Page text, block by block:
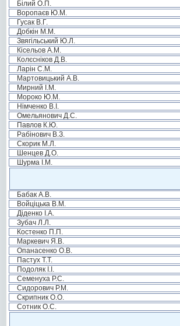
Білий О.П.
Воропаєв Ю.М.
Гусак В.Г.
Добкін М.М.
Звягільський Ю.Л.
Кісельов А.М.
Колєсніков Д.В.
Ларін С.М.
Мартовицький А.В.
Мирний І.М.
Мороко Ю.М.
Німченко В.І.
Омельянович Д.С.
Павлов К.Ю.
Рабінович В.З.
Скорик М.Л.
Шенцев Д.О.
Шурма І.М.
Бабак А.В.
Войціцька В.М.
Діденко І.А.
Зубач Л.Л.
Костенко П.П.
Маркевич Я.В.
Опанасенко О.В.
Пастух Т.Т.
Подоляк І.І.
Семенуха Р.С.
Сидорович Р.М.
Скрипник О.О.
Сотник О.С.